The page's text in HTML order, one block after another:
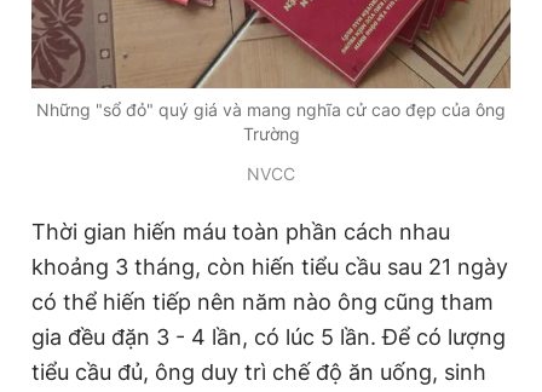
Những "sổ đỏ" quý giá và mang nghĩa cử cao đẹp của ông
Trường
NVCC
Thời gian hiến máu toàn phần cách nhau
khoảng 3 tháng, còn hiến tiểu cầu sau 21 ngày
có thể hiến tiếp nên năm nào ông cũng tham
gia đều đặn 3 - 4 lần, có lúc 5 lần. Để có lượng
tiểu cầu đủ, ông duy trì chế độ ăn uống, sinh